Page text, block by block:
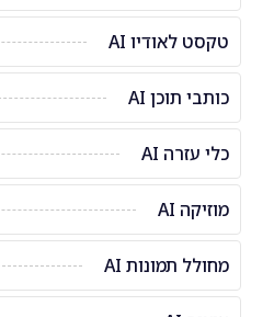
טקסט לאודיו AI
כותבי תוכן AI
כלי עזרה AI
מוזיקה AI
מחולל תמונות AI